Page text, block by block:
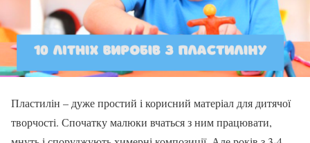
Пластилін – дуже простий і корисний матеріал для дитячої
творчості. Спочатку малюки вчаться з ним працювати,